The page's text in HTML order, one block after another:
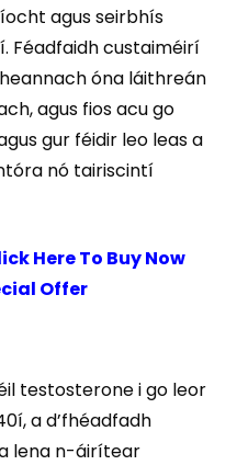
agus seirbhís
Féadfaidh custaiméirí
óna láithreán
agus fios acu go
gur féidir leo leas a
nó tairiscintí
Here To Buy Now
Offer
testosterone i go leor
a d’fhéadfadh
lena n-áirítear